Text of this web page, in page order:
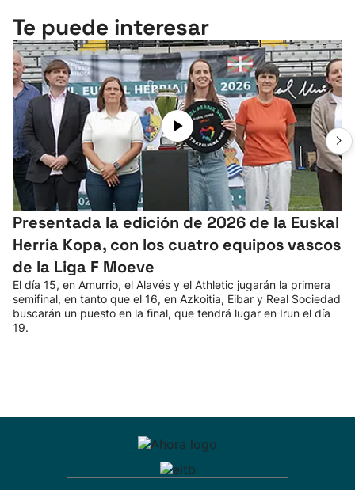
Te puede interesar
Presentada la edición de 2026 de la Euskal
Herria Kopa, con los cuatro equipos vascos
de la Liga F Moeve
El día 15, en Amurrio, el Alavés y el Athletic jugarán la primera
semifinal, en tanto que el 16, en Azkoitia, Eibar y Real Sociedad
buscarán un puesto en la final, que tendrá lugar en Irun el día
19.